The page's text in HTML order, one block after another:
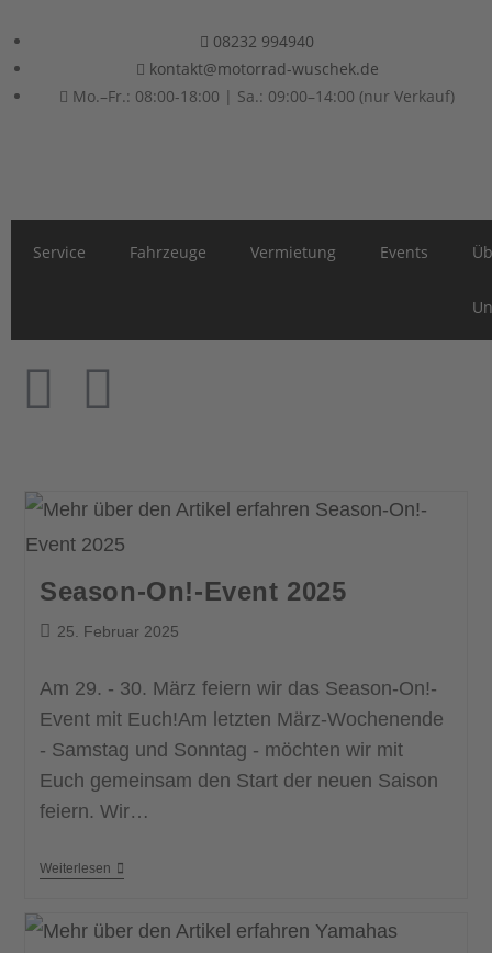
08232 994940
kontakt@motorrad-wuschek.de
Mo.–Fr.: 08:00-18:00 | Sa.: 09:00–14:00 (nur Verkauf)
Service Fahrzeuge Vermietung Events
Season-On!-Event 2025
25. Februar 2025
Am 29. - 30. März feiern wir das Season-On!-
Event mit Euch!Am letzten März-Wochenende
- Samstag und Sonntag - möchten wir mit
Euch gemeinsam den Start der neuen Saison
feiern. Wir…
Weiterlesen